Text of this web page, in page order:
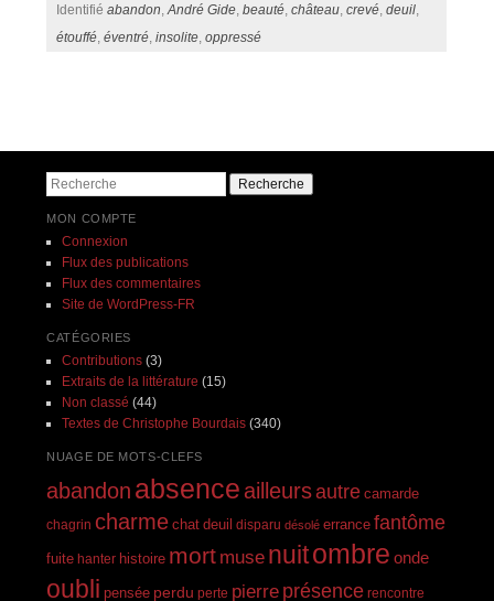
Identifiéabandon ,André Gide ,beauté ,château ,crevé ,deuil
étouffé ,éventré ,insolite ,oppressé
Recherche
MON COMPTE
Connexion
Flux des publications
Flux des commentaires
Site de WordPress-FR
CATÉGORIES
Contributions(3)
Extraits de la littérature (15)
Non classé (44)
Textes de Christophe Bourdais(340)
NUAGE DE MOTS-CLEFS
abandon absence ailleursautre camarde
chagrin charme chat deuil disparu désolé errance fantôme
fuite hanter histoire mort muse nuitombre onde
oubli pensée perdu perte pierre présence rencontre